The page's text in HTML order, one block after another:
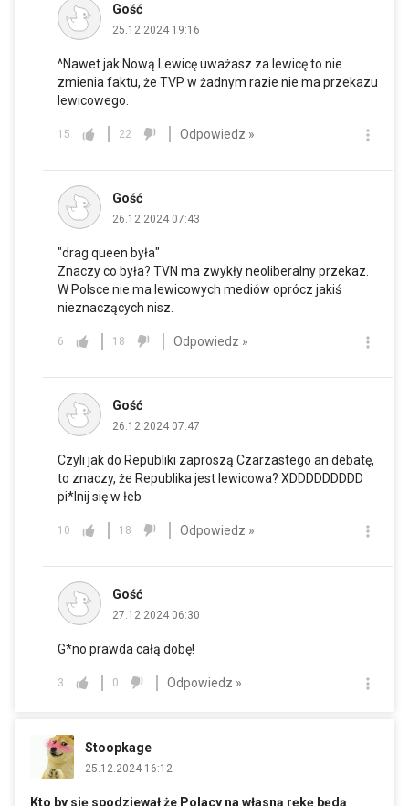
Gość
25.12.2024 19:16
^Nawet jak Nową Lewicę uważasz za lewicę to nie
zmienia faktu, że TVP w żadnym razie nie ma przekazu
lewicowego.
15 22 Odpowiedz »
Gość
26.12.2024 07:43
"drag queen była"
Znaczy co była? TVN ma zwykły neoliberalny przekaz.
W Polsce nie ma lewicowych mediów oprócz jakiś
nieznaczących nisz.
6 18 Odpowiedz »
Gość
26.12.2024 07:47
Czyli jak do Republiki zaproszą Czarzastego an debatę,
to znaczy, że Republika jest lewicowa? XDDDDDDDDD
pi*lnij się w łeb
10 18 Odpowiedz »
Gość
27.12.2024 06:30
G*no prawda całą dobę!
3 0 Odpowiedz »
Stoopkage
25.12.2024 16:12
Kto by się spodziewał że Polacy na własną rękę będą